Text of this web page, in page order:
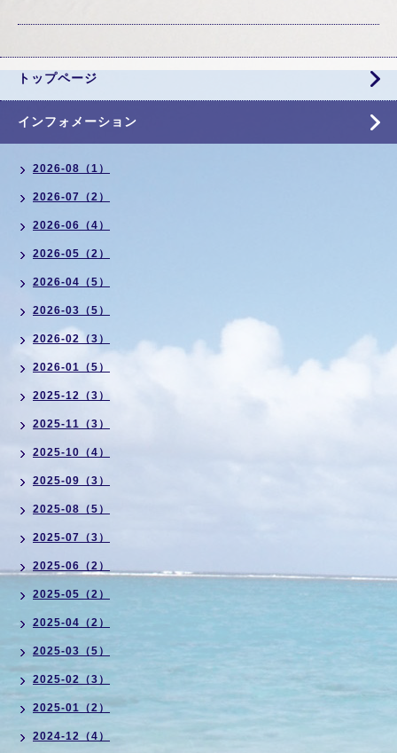
トップページ
インフォメーション
2026-08（1）
2026-07（2）
2026-06（4）
2026-05（2）
2026-04（5）
2026-03（5）
2026-02（3）
2026-01（5）
2025-12（3）
2025-11（3）
2025-10（4）
2025-09（3）
2025-08（5）
2025-07（3）
2025-06（2）
2025-05（2）
2025-04（2）
2025-03（5）
2025-02（3）
2025-01（2）
2024-12（4）